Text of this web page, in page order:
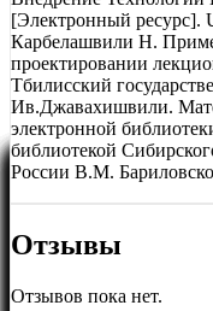
[Электронный ресурс].
Карбелашвили Н.
проектировании
Тбилисский
Ив.Джавахишвили.
электронной
библиотекой
России В.М.
Отзывы
Отзывов пока нет.